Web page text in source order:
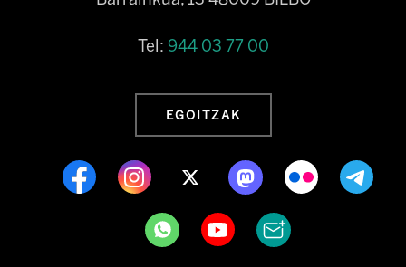
Tel: 944 03 77 00
EGOITZAK